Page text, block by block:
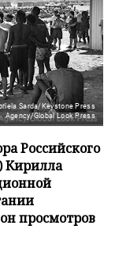
Sarda/Keystone Press
Agency/Global Look Press
Российского
Кирилла
просмотров